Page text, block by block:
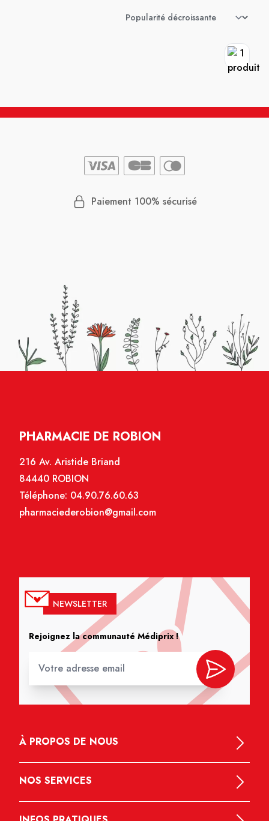
Paiement 100% sécurisé
PHARMACIE DE ROBION
216 Av. Aristide Briand
84440 ROBION
Téléphone: 04.90.76.60.63
pharmaciederobion@gmail.com
NEWSLETTER
Rejoignez la communauté Médiprix !
À PROPOS DE NOUS
NOS SERVICES